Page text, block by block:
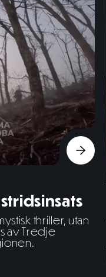
thriller, utan
av Tredje